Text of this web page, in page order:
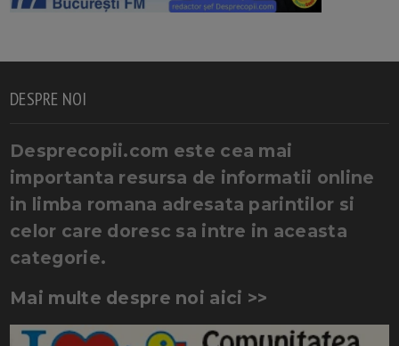
DESPRE NOI
Desprecopii.com este cea mai
importanta resursa de informatii online
in limba romana adresata parintilor si
celor care doresc sa intre in aceasta
categorie.
Mai multe despre noi aici >>